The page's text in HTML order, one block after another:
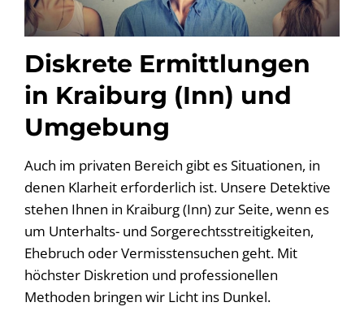
Diskrete Ermittlungen
in Kraiburg (Inn) und
Umgebung
Auch im privaten Bereich gibt es Situationen, in
denen Klarheit erforderlich ist. Unsere Detektive
stehen Ihnen in Kraiburg (Inn) zur Seite, wenn es
um Unterhalts- und Sorgerechtsstreitigkeiten,
Ehebruch oder Vermisstensuchen geht. Mit
höchster Diskretion und professionellen
Methoden bringen wir Licht ins Dunkel.